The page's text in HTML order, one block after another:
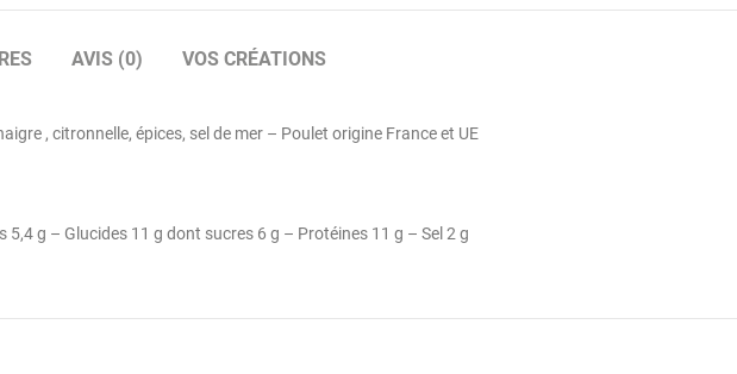
AVIS (0) VOS CRÉATIONS
, citronnelle, épices, sel de mer – Poulet origine France et UE
g – Glucides 11 g dont sucres 6 g – Protéines 11 g – Sel 2 g